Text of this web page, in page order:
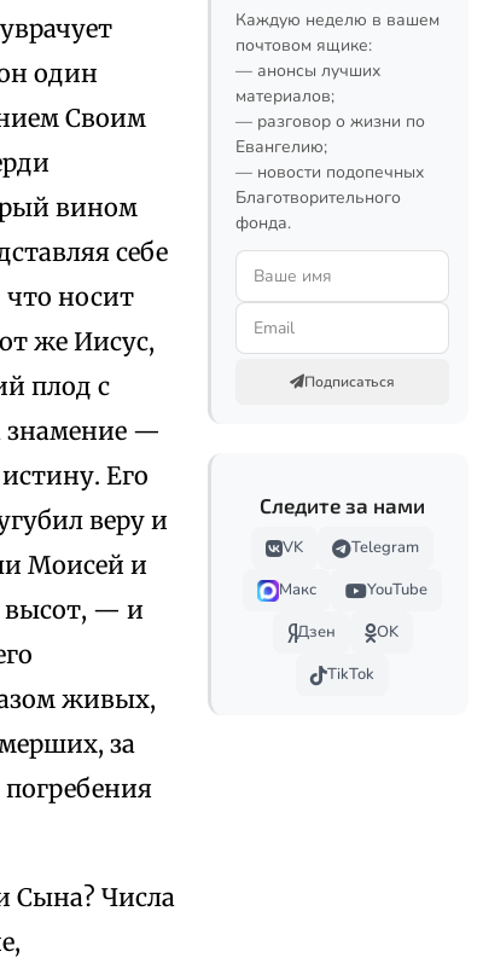
один
Своим
вином
себе
что носит
же Иисус,
плод с
знамение —
Его
веру и
Моисей и
высот, — и
живых,
за
Сына? Числа
Каждую неделю в вашем
почтовом ящике:
— анонсы лучших
материалов;
— разговор о жизни по
Евангелию;
— новости подопечных
Благотворительного
фонда.
Подписаться
Следите за нами
VK
Telegram
Макс
YouTube
Дзен
OK
TikTok